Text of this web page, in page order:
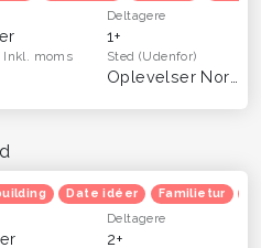
Deltagere
1+
Inkl. moms Sted(Udenfor)
Date idéer Familietur
Deltagere
2+